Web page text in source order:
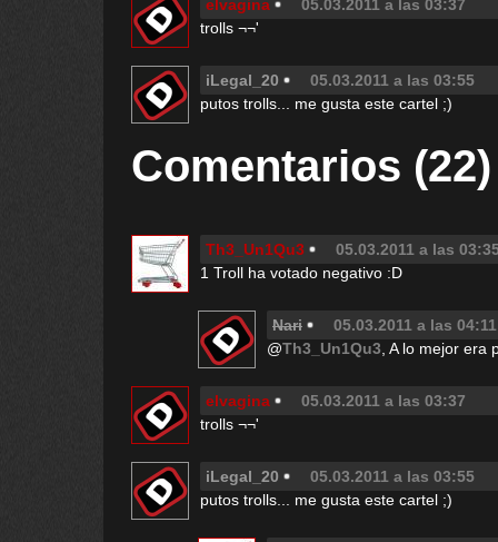
elvagina
05.03.2011 a las 03:37
trolls ¬¬'
iLegal_20
05.03.2011 a las 03:55
putos trolls... me gusta este cartel ;)
Comentarios (22)
Th3_Un1Qu3
05.03.2011 a las
1 Troll ha votado negativo :D
Nari
05.03.2011 a las 04:11
@Th3_Un1Qu3 , A lo mejor
elvagina
05.03.2011 a las 03:37
trolls ¬¬'
iLegal_20
05.03.2011 a las 03:55
putos trolls... me gusta este cartel ;)